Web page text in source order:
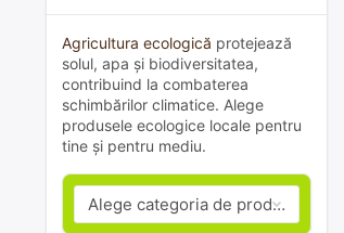
Agricultura ecologică protejează
solul, apa și biodiversitatea,
contribuind la combaterea
schimbărilor climatice. Alege
produsele ecologice locale pentru
tine și pentru mediu.